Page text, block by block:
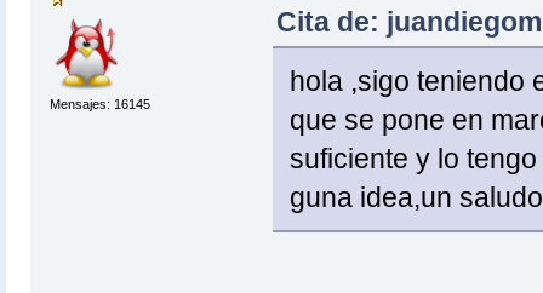
Mensajes: 16145
Cita de:
hola ,sigo teniendo
que se pone en
suficiente y lo
guna idea,un saludo